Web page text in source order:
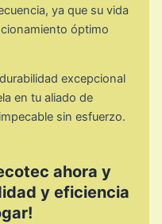
ya que su vida
óptimo
excepcional
en tu aliado de
sin esfuerzo.
ahora y
y eficiencia